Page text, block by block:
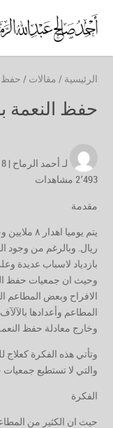
الرئيسية / مقالات / حفظ
حفظ النعمة
لـ أحمد الرماح
2٬493 مشاهدات
مقدمة
ريال. وبالرغم من وجود
بازدياد لاسباب عديدة
وحيث ان جمعيات حفظ
الافراح وبعض المطاعم
المطاعم وأعدادها
وخارج معادلة حفظ
وتأتي هذه الفكرة كعلاج
والتي لا تستطيع جمعيات
الفكرة
حيث ان الكثير من